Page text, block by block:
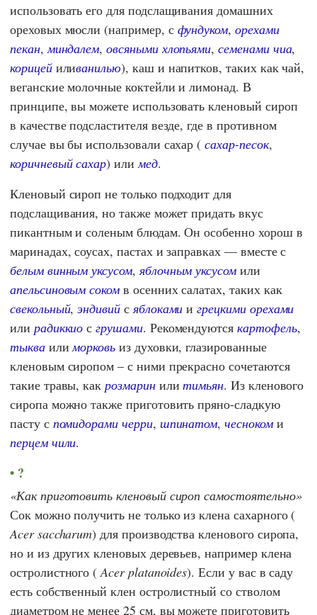
использовать его для подслащивания домашних
ореховых мюсли (например, с фундуком, орехами
пекан,миндалем,овсяными хлопьями,семенами чиа,
корицейиливанилью), каш и напитков, таких как чай,
веганские молочные коктейли и лимонад. В
принципе, вы можете использовать кленовый сироп
в качестве подсластителя везде, где в противном
случае вы бы использовали сахар (сахар-песок,
коричневый сахар) илимед.
Кленовый сироп не только подходит для
подслащивания, но также может придать вкус
пикантным и соленым блюдам. Он особенно хорош в
маринадах, соусах, пастах и заправках — вместе с
белым винным уксусом,яблочным уксусомили
апельсиновым соком в осенних салатах, таких как
свекольный,эндивий сяблоками игрецкими орехами
или радиккио сгрушами. Рекомендуются картофель,
тыкваилиморковь из духовки, глазированные
кленовым сиропом – с ними прекрасно сочетаются
такие травы, какрозмаринилитимьян. Из кленового
сиропа можно также приготовить пряно-сладкую
пасту с помидорами черри, шпинатом,чеснокоми
перцем чили.
?
Как приготовить кленовый сироп самостоятельно
Сок можно получить не только из клена сахарного (
Acer saccharum) для производства кленового сиропа,
но и из других кленовых деревьев, например клена
остролистного (Acer platanoides). Если у вас в саду
есть собственный клен остролистный со стволом
диаметром не менее 25 см, вы можете приготовить